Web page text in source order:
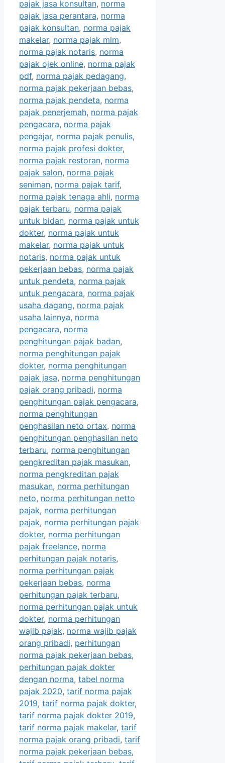
pajak jasa konsultan, norma
pajak jasa perantara, norma
pajak konsultan, norma pajak
makelar, norma pajak mlm,
norma pajak notaris, norma
pajak ojek online, norma pajak
pdf, norma pajak pedagang,
norma pajak pekerjaan bebas,
norma pajak pendeta, norma
pajak penerjemah, norma pajak
pengacara, norma pajak
pengajar, norma pajak penulis,
norma pajak profesi dokter,
norma pajak restoran, norma
pajak salon, norma pajak
seniman, norma pajak tarif,
norma pajak tenaga ahli, norma
pajak terbaru, norma pajak
untuk bidan, norma pajak untuk
dokter, norma pajak untuk
makelar, norma pajak untuk
notaris, norma pajak untuk
pekerjaan bebas, norma pajak
untuk pendeta, norma pajak
untuk pengacara, norma pajak
usaha dagang, norma pajak
usaha lainnya, norma
pengacara, norma
penghitungan pajak badan,
norma penghitungan pajak
dokter, norma penghitungan
pajak jasa, norma penghitungan
pajak orang pribadi, norma
penghitungan pajak pengacara,
norma penghitungan
penghasilan neto ortax, norma
penghitungan penghasilan neto
terbaru, norma penghitungan
pengkreditan pajak masukan,
norma pengkreditan pajak
masukan, norma perhitungan
neto, norma perhitungan netto
pajak, norma perhitungan
pajak, norma perhitungan pajak
dokter, norma perhitungan
pajak freelance, norma
perhitungan pajak notaris,
norma perhitungan pajak
pekerjaan bebas, norma
perhitungan pajak terbaru,
norma perhitungan pajak untuk
dokter, norma perhitungan
wajib pajak, norma wajib pajak
orang pribadi, perhitungan
norma pajak pekerjaan bebas,
perhitungan pajak dokter
dengan norma, tabel norma
pajak 2020, tarif norma pajak
2019, tarif norma pajak dokter,
tarif norma pajak dokter 2019,
tarif norma pajak makelar, tarif
norma pajak orang pribadi, tarif
norma pajak pekerjaan bebas,